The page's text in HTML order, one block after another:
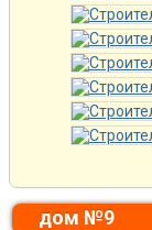
дом №9